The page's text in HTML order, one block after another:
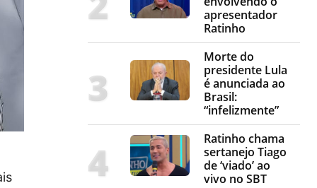
apresentador
Ratinho
Morte do
presidente Lula
é anunciada ao
Brasil:
“infelizmente”
Ratinho chama
sertanejo Tiago
de ‘viado’ ao
vivo no SBT